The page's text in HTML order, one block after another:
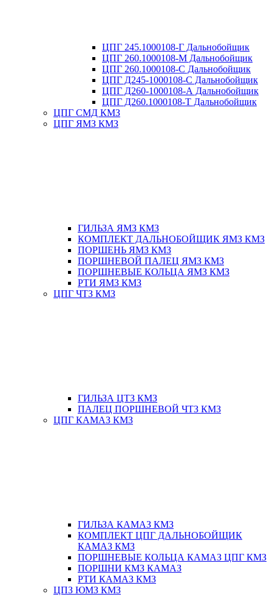
ЦПГ 245.1000108-Г Дальнобойщик
ЦПГ 260.1000108-М Дальнобойщик
ЦПГ 260.1000108-С Дальнобойщик
ЦПГ Д245-1000108-С Дальнобойщик
ЦПГ Д260-1000108-А Дальнобойщик
ЦПГ Д260.1000108-Т Дальнобойщик
ЦПГ СМД КМЗ
ЦПГ ЯМЗ КМЗ
ГИЛЬЗА ЯМЗ КМЗ
КОМПЛЕКТ ДАЛЬНОБОЙЩИК ЯМЗ КМЗ
ПОРШЕНЬ ЯМЗ КМЗ
ПОРШНЕВОЙ ПАЛЕЦ ЯМЗ КМЗ
ПОРШНЕВЫЕ КОЛЬЦА ЯМЗ КМЗ
РТИ ЯМЗ КМЗ
ЦПГ ЧТЗ КМЗ
ГИЛЬЗА ЦТЗ КМЗ
ПАЛЕЦ ПОРШНЕВОЙ ЧТЗ КМЗ
ЦПГ КАМАЗ КМЗ
ГИЛЬЗА КАМАЗ КМЗ
КОМПЛЕКТ ЦПГ ДАЛЬНОБОЙЩИК
КАМАЗ КМЗ
ПОРШНЕВЫЕ КОЛЬЦА КАМАЗ ЦПГ КМЗ
ПОРШНИ КМЗ КАМАЗ
РТИ КАМАЗ КМЗ
ЦПЗ ЮМЗ КМЗ